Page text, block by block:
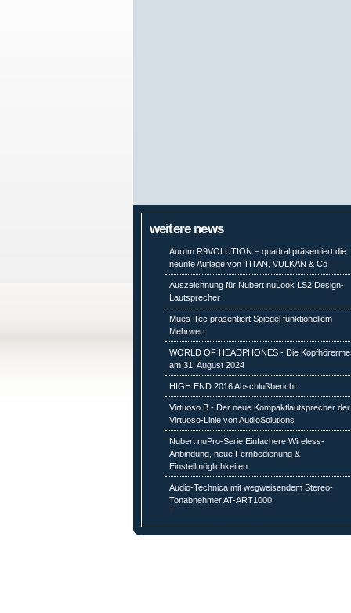
weitere news
Aurum R9VOLUTION – quadral präsentiert die
neunte Auflage von TITAN, VULKAN & Co
Auszeichnung für Nubert nuLook LS2 Design-
Lautsprecher
Mues-Tec präsentiert Spiegel funktionellem
Mehrwert
WORLD OF HEADPHONES - Die
am 31. August 2024
HIGH END 2016 Abschlußbericht
Virtuoso B - Der neue Kompaktlautsprecher der
Virtuoso-Linie von AudioSolutions
Nubert nuPro-Serie Einfachere Wireless-
Anbindung, neue Fernbedienung &
Einstellmöglichkeiten
Audio-Technica mit wegweisendem Stereo-
Tonabnehmer AT-ART1000